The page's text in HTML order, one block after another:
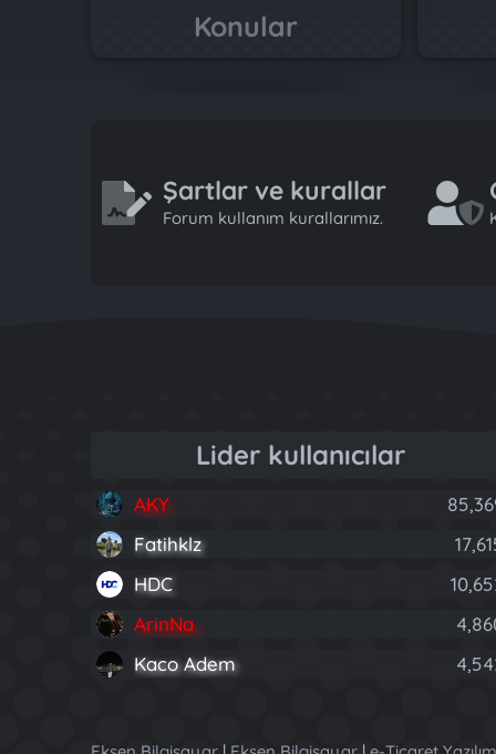
Konular
Şartlar ve kurallar
Forum kullanım kurallarımız.
Lider kullanıcılar
AKY
Fatihklz
HDC
ArinNa
Kaco Adem